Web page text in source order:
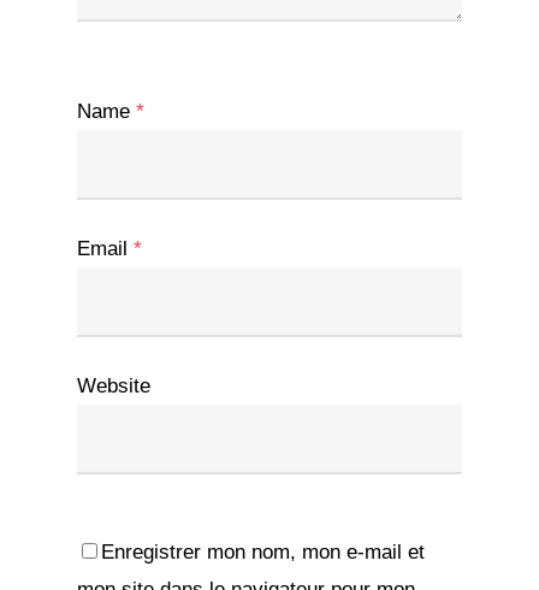
Name *
Email *
Website
Enregistrer mon nom, mon e-mail et